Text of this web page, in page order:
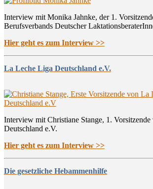
Interview mit Monika Jahnke, der 1.
Berufsverbands Deutscher
Hier geht es zum Interview >>
La Leche Liga Deutschland e.V.
Interview mit Christiane Stange, 1.
Deutschland e.V.
Hier geht es zum Interview >>
Die gesetzliche Hebammenhilfe